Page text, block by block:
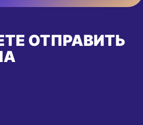
ОТПРАВИТЬ